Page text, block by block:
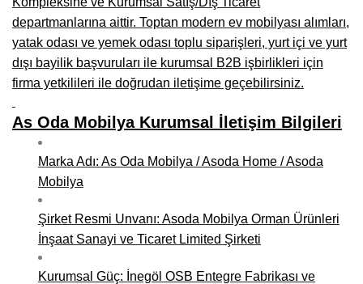
Niğde Mobilyacılar, Mobilya Firmaları, İmalatçıları
Giresun Mobilya Mağazaları, İmalatçıları, Mobilyacıları
departmanlarına aittir. Toptan modern ev mobilyası alımları,
yatak odası ve yemek odası toplu siparişleri, yurt içi ve yurt
dışı bayilik başvuruları ile kurumsal B2B işbirlikleri için
firma yetkilileri ile doğrudan iletişime geçebilirsiniz.
As Oda Mobilya Kurumsal İletişim Bilgileri
Marka Adı: As Oda Mobilya / Asoda Home / Asoda
Mobilya
Şirket Resmi Unvanı: Asoda Mobilya Orman Ürünleri
İnşaat Sanayi ve Ticaret Limited Şirketi
Kurumsal Güç: İnegöl OSB Entegre Fabrikası ve